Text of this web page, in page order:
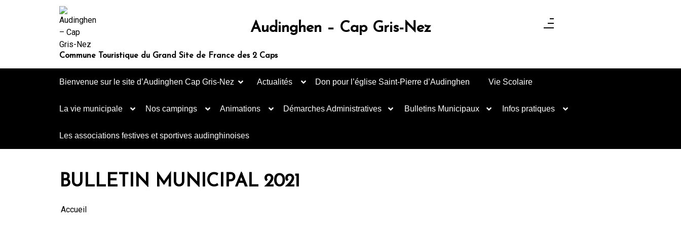
Audinghen – Cap Gris-Nez
Commune Touristique du Grand Site de France des 2 Caps
Bienvenue sur le site d’Audinghen Cap Gris-Nez Actualités Don pour l’église Saint-Pierre d’Audinghen Vie Scolaire
La vie municipale Nos campings Animations Démarches Administratives Bulletins Municipaux Infos pratiques
Les associations festives et sportives audinghinoises
BULLETIN MUNICIPAL 2021
Accueil